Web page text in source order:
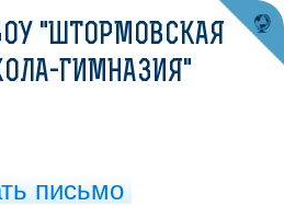
"ШТОРМОВСКАЯ
ГИМНАЗИЯ"
письмо